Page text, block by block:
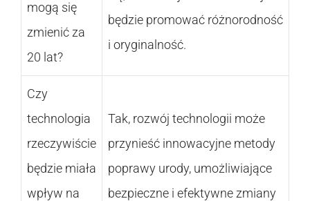
mogą się
zmienić za
20 lat?
będzie promować różnorodność
i oryginalność.
Czy
technologia
rzeczywiście
będzie miała
wpływ na
Tak, rozwój technologii może
przynieść innowacyjne metody
poprawy urody, umożliwiające
bezpieczne i efektywne zmiany